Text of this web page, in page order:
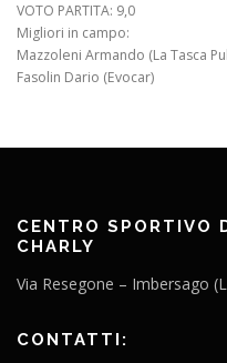
VOTO PARTITA: 9,0
Migliori in campo:
Mazzoleni Armando (La Tasca
Fasolin Dario (Evocar)
CENTRO SPORTIVO
CHARLY
Via Resegone – Imbersago
CONTATTI: